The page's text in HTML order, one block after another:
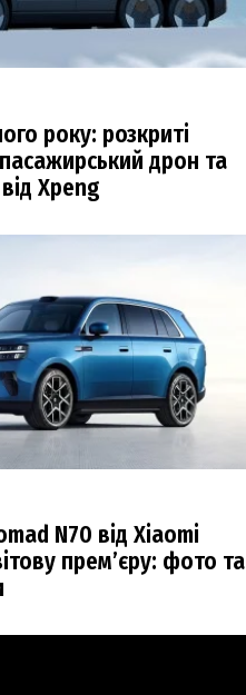
року: розкриті
дрон та
Xpeng
N70 від Xiaomi
прем’єру: фото та